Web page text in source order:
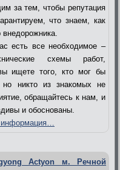
за тем, чтобы репутация
что знаем, как
есть все необходимое –
схемы работ,
ищете того, кто мог бы
но никто из знакомых не
обращайтесь к нам, и
и обоснованы.
Actyon м. Речной